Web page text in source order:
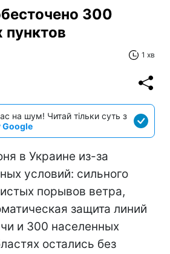
300
пунктов
1 хв
на шум! Читай тільки суть з
Google
в Украине из-за
условий: сильного
порывов ветра,
защита линий
и 300 населенных
остались без